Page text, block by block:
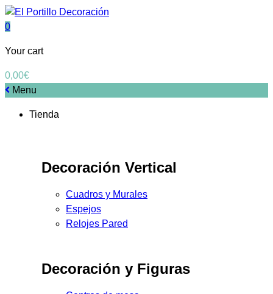
0
Your cart
0,00€
Menu
Tienda
Decoración Vertical
Cuadros y Murales
Espejos
Relojes Pared
Decoración y Figuras